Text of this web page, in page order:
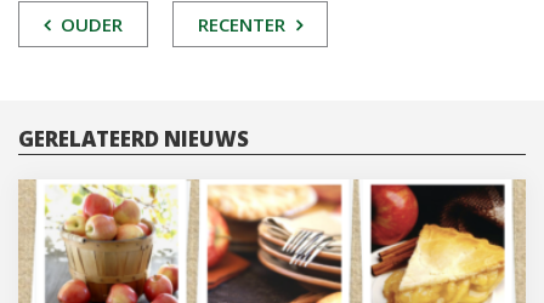
POST
OUDER RECENTER
GERELATEERD NIEUWS